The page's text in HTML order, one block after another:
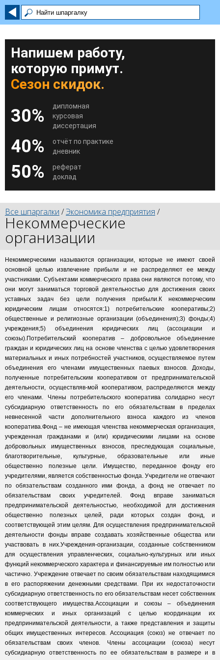
Напишем работу,
которую примут.
Сезон скидок.
30%
дипломная
курсовая
диссертация
40%
отчёт по практике
дневник
50%
реферат
доклад
Все шпаргалки /Экономика предприятия /
Некоммерческие
организации
Некоммерческими называются организации, которые не имеют своей
основной целью извлечение прибыли и не распределяют ее между
участниками. Субъектами коммерческого права они являются потому, что
они могут заниматься торговой деятельностью для достижения своих
уставных задач без цели получения прибыли.К некоммерческим
юридическим лицам относятся:1) потребительские кооперативы;2)
общественные и религиозные организации (объединения);3) фонды;4)
учреждения;5) объединения юридических лиц (ассоциации и
союзы).Потребительский кооператив – добровольное объединение
граждан и юридических лиц на основе членства с целью удовлетворения
материальных и иных потребностей участников, осуществляемое путем
объединения его членами имущественных паевых взносов. Доходы,
полученные потребительским кооперативом от предпринимательской
деятельности, осуществляв-мой кооперативом, распределяются между
его членами. Члены потребительского кооператива солидарно несут
субсидиарную ответственность по его обязательствам в пределах
невнесенной части дополнительного взноса каждого из членов
кооператива.Фонд – не имеющая членства некоммерческая организация,
учрежденная гражданами и (или) юридическими лицами на основе
добровольных имущественных взносов, преследующая социальные,
благотворительные, культурные, образовательные или иные
общественно полезные цели. Имущество, переданное фонду его
учредителями, является собственностью фонда. Учредители не отвечают
по обязательствам созданного ими фонда, а фонд не отвечает по
обязательствам своих учредителей. Фонд вправе заниматься
предпринимательской деятельностью, необходимой для достижения
общественно полезных целей, ради которых создан фонд, и
соответствующей этим целям. Для осуществления предпринимательской
деятельности фонды вправе создавать хозяйственные общества или
участвовать в них.Учреждения-организации, созданные собственником
для осуществления управленческих, социально-культурных или иных
функций некоммерческого характера и финансируемые им полностью или
частично. Учреждение отвечает по своим обязательствам находящимися
в его распоряжении денежными средствами. При их недостаточности
субсидиарную ответственность по его обязательствам несет собственник
соответствующего имущества.Ассоциации и союзы – объединения
коммерческих и иных организаций с целью координации их
предпринимательской деятельности, а также представления и защиты
общих имущественных интересов. Ассоциация (союз) не отвечает по
обязательствам своих членов. Члены ассоциации (союза) несут
субсидиарную ответственность по ее обязательствам в размере и в